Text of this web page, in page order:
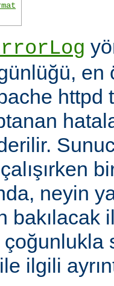
en
httpd
neyin
çoğunlukla
ilgili